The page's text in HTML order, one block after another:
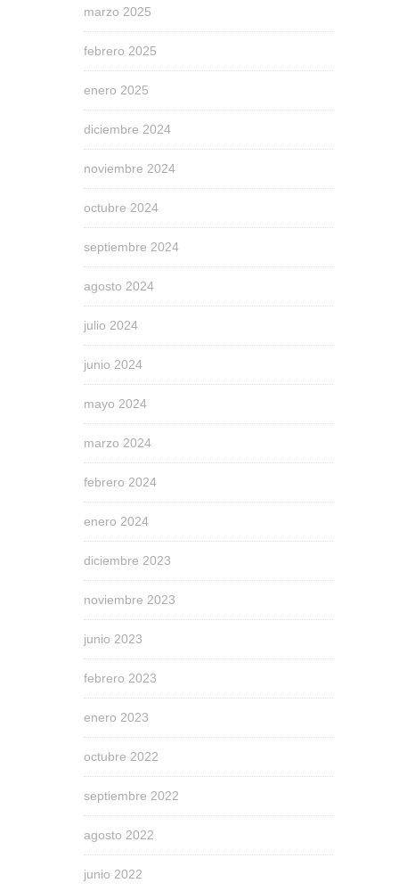
marzo 2025
febrero 2025
enero 2025
diciembre 2024
noviembre 2024
octubre 2024
septiembre 2024
agosto 2024
julio 2024
junio 2024
mayo 2024
marzo 2024
febrero 2024
enero 2024
diciembre 2023
noviembre 2023
junio 2023
febrero 2023
enero 2023
octubre 2022
septiembre 2022
agosto 2022
junio 2022